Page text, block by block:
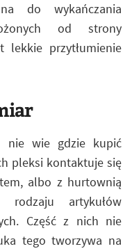
do wykańczania
od strony
lekkie przytłumienie
nie wie gdzie kupić
pleksi kontaktuje się
albo z hurtownią
rodzaju artykułów
Część z nich nie
tego tworzywa na